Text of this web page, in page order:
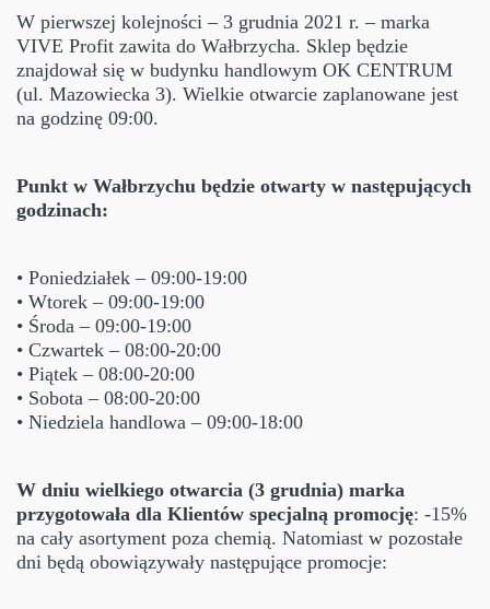
W pierwszej kolejności – 3 grudnia 2021 r. – marka
VIVE Profit zawita do Wałbrzycha. Sklep będzie
znajdował się w budynku handlowym OK CENTRUM
(ul. Mazowiecka 3). Wielkie otwarcie zaplanowane jest
na godzinę 09:00.
Punkt w Wałbrzychu będzie otwarty w następujących
godzinach:
• Poniedziałek – 09:00-19:00
• Wtorek – 09:00-19:00
• Środa – 09:00-19:00
• Czwartek – 08:00-20:00
• Piątek – 08:00-20:00
• Sobota – 08:00-20:00
• Niedziela handlowa – 09:00-18:00
W dniu wielkiego otwarcia (3 grudnia) marka
przygotowała dla Klientów specjalną promocję: -15%
na cały asortyment poza chemią. Natomiast w pozostałe
dni będą obowiązywały następujące promocje: